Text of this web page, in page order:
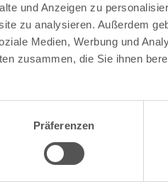
und Anzeigen zu
zu analysieren. Außerdem
Medien, Werbung und
zusammen, die Sie ihnen
Präferenzen